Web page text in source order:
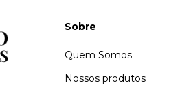
Sobre
Quem Somos
Nossos produtos